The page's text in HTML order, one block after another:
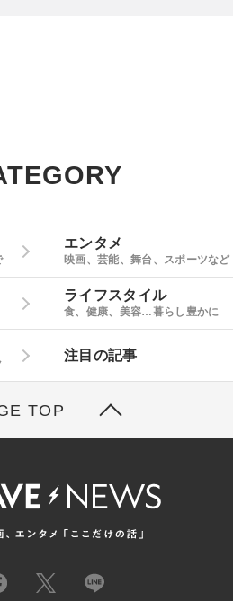
エンタメ
映画、芸能、舞台、スポーツなど
ライフスタイル
食、健康、美容…暮らし豊かに
注目の記事
TOP